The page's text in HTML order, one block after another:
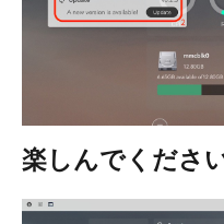
楽しんでくださ